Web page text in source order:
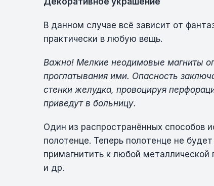
В данном случае всё зависит от
практически в любую вещь.
Важно! Мелкие неодимовые магниты
проглатывания ими. Опасность
стенки желудка, провоцируя
приведут в больницу.
Один из распространённых способов
полотенце. Теперь полотенце не
примагнитить к любой металлической
и др.